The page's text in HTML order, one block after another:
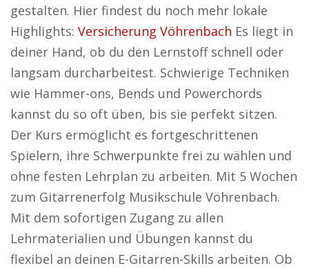
gestalten. Hier findest du noch mehr lokale
Highlights: Versicherung Vöhrenbach Es liegt in
deiner Hand, ob du den Lernstoff schnell oder
langsam durcharbeitest. Schwierige Techniken
wie Hammer-ons, Bends und Powerchords
kannst du so oft üben, bis sie perfekt sitzen.
Der Kurs ermöglicht es fortgeschrittenen
Spielern, ihre Schwerpunkte frei zu wählen und
ohne festen Lehrplan zu arbeiten. Mit 5 Wochen
zum Gitarrenerfolg Musikschule Vöhrenbach.
Mit dem sofortigen Zugang zu allen
Lehrmaterialien und Übungen kannst du
flexibel an deinen E-Gitarren-Skills arbeiten. Ob